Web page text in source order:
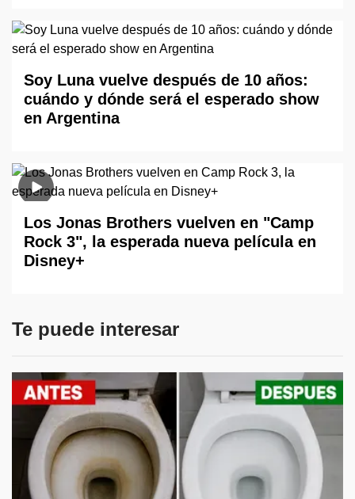
Soy Luna vuelve después de 10 años:
cuándo y dónde será el esperado show
en Argentina
Los Jonas Brothers vuelven en "Camp
Rock 3", la esperada nueva película en
Disney+
Te puede interesar